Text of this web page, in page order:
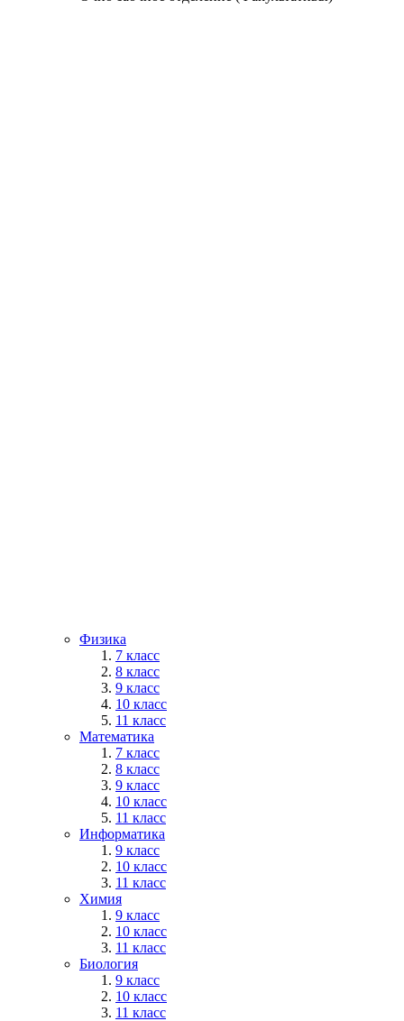
Физика
7 класс
8 класс
9 класс
10 класс
11 класс
Математика
7 класс
8 класс
9 класс
10 класс
11 класс
Информатика
9 класс
10 класс
11 класс
Химия
9 класс
10 класс
11 класс
Биология
9 класс
10 класс
11 класс